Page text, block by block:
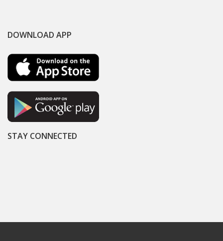
DOWNLOAD APP
STAY CONNECTED